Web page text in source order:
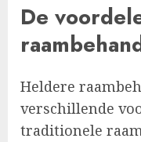
De
Heldere
verschillende
traditionele